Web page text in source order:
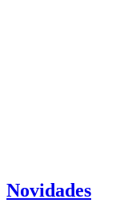
Novidades